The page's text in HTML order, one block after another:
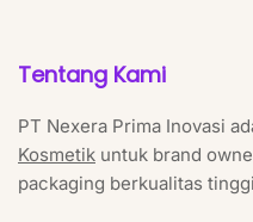
Tentang Kami
PT Nexera Prima Inovasi
Kosmetik untuk brand
packaging berkualitas